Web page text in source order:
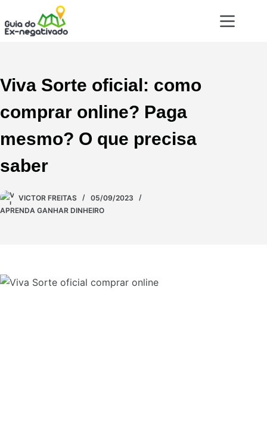
Viva Sorte oficial: como
comprar online? Paga
mesmo? O que precisa
saber
VICTOR FREITAS
05/09/2023
APRENDA GANHAR DINHEIRO